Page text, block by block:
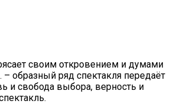
своим откровением и думами
образный ряд спектакля передаёт
и свобода выбора, верность и